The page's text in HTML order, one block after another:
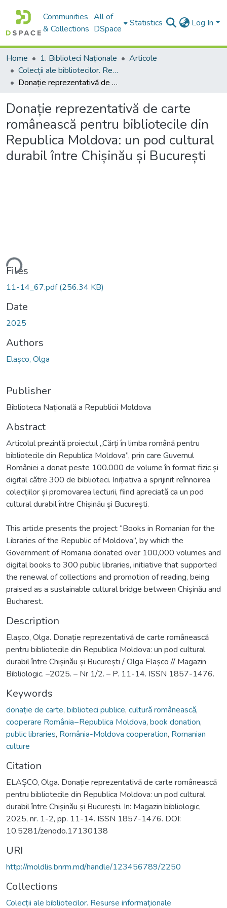
Communities
& Collections
All of
DSpace
Statistics Log In
Home 1. Biblioteci Naționale
Articole
Colecții ale bibliotecilor. Resurse informaționale
Donație reprezentativă de carte românească pentru bibliotecile din Republica Moldova: un pod cultural durabil între Chișinău și București
Donație reprezentativă de carte
românească pentru bibliotecile din
Republica Moldova: un pod cultural
durabil între Chișinău și București
Files
11-14_67.pdf(256.34 KB)
Date
2025
Authors
Elașco, Olga
Publisher
Biblioteca Națională a Republicii Moldova
Abstract
Articolul prezintă proiectul „Cărți în limba română pentru
bibliotecile din Republica Moldova”, prin care Guvernul
României a donat peste 100.000 de volume în format fizic și
digital către 300 de biblioteci. Inițiativa a sprijinit reînnoirea
colecțiilor și promovarea lecturii, fiind apreciată ca un pod
cultural durabil între Chișinău și București.
This article presents the project “Books in Romanian for the
Libraries of the Republic of Moldova”, by which the
Government of Romania donated over 100,000 volumes and
digital books to 300 public libraries, initiative that supported
the renewal of collections and promotion of reading, being
praised as a sustainable cultural bridge between Chișinău and
Bucharest.
Description
Elașco, Olga. Donație reprezentativă de carte românească
pentru bibliotecile din Republica Moldova: un pod cultural
durabil între Chișinău și București / Olga Elașco // Magazin
Bibliologic. –2025. – Nr 1/2. – P. 11-14. ISSN 1857-1476.
Keywords
donație de carte, biblioteci publice, cultură românească,
cooperare România−Republica Moldova, book donation,
public libraries, România-Moldova cooperation, Romanian
culture
Citation
ELAȘCO, Olga. Donație reprezentativă de carte românească
pentru bibliotecile din Republica Moldova: un pod cultural
durabil între Chișinău și București. In: Magazin bibliologic,
2025, nr. 1-2, pp. 11-14. ISSN 1857-1476. DOI:
10.5281/zenodo.17130138
URI
http://moldlis.bnrm.md/handle/123456789/2250
Collections
Colecții ale bibliotecilor. Resurse informaționale